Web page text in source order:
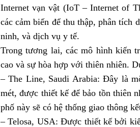
Internet vạn vật (IoT – Internet of
các cảm biến để thu thập, phân tích
ninh, và dịch vụ y tế.
Trong tương lai, các mô hình kiến
cao và sự hòa hợp với thiên nhiên.
– The Line, Saudi Arabia: Đây là
mét, được thiết kế để bảo tồn thiên
phố này sẽ có hệ thống giao thông
– Telosa, USA: Được thiết kế bởi